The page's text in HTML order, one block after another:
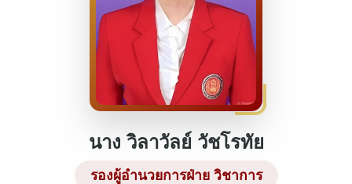
นาง วิลาวัลย์ วัชโรทัย
รองผู้อำนวยการฝ่าย วิชาการ